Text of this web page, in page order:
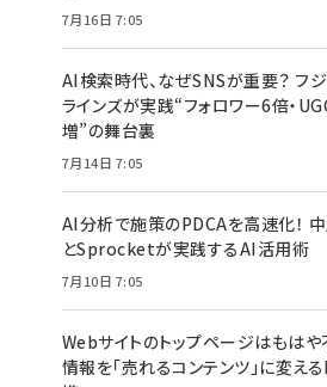
7月16日 7:05
AI検索時代、なぜSNSが重要？ フ
ラインズが実践“フォロワー6倍・
増”の舞台裏
7月14日 7:05
AI分析で施策のPDCAを高速化！
とSprocketが実践するAI活用術
7月10日 7:05
Webサイトのトップページはもはや
情報を「売れるコンテンツ」に変え